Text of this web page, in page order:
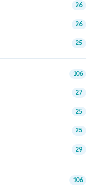
26
26
25
106
27
25
25
29
106